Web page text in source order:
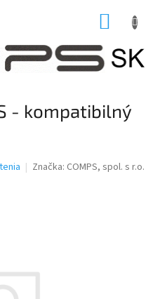
- kompatibilný
Značka: COMPS, spol. s r.o.